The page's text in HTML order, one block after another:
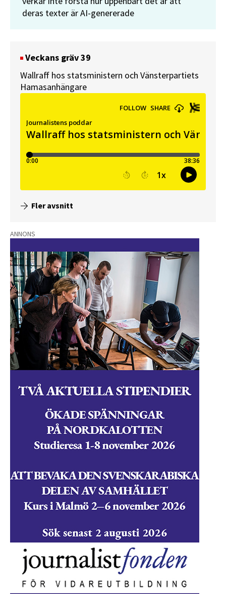
deras texter är AI-genererade
Veckans gräv 39
Wallraff hos statsministern och Vänsterpartiets
Hamasanhängare
Fler avsnitt
ANNONS